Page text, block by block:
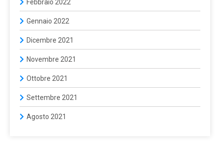
Febbraio 2022
Gennaio 2022
Dicembre 2021
Novembre 2021
Ottobre 2021
Settembre 2021
Agosto 2021